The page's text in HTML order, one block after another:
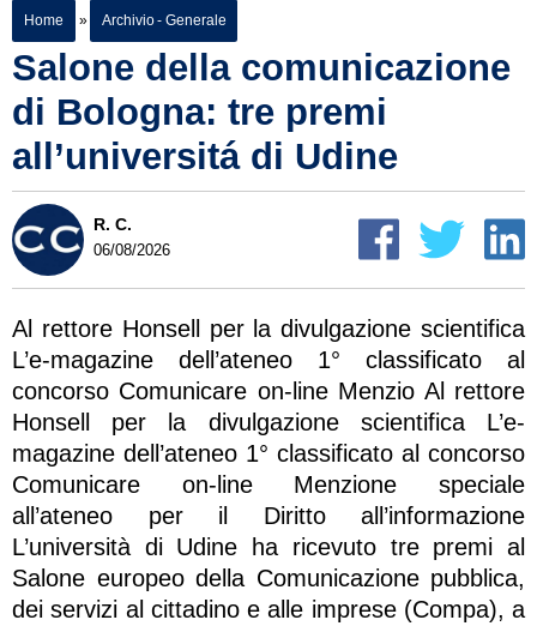
Home » Archivio - Generale
Salone della comunicazione
di Bologna: tre premi
all’universitá di Udine
R. C.
06/08/2026
Al rettore Honsell per la divulgazione scientifica
L’e-magazine dell’ateneo 1° classificato al
concorso Comunicare on-line Menzio Al rettore
Honsell per la divulgazione scientifica L’e-
magazine dell’ateneo 1° classificato al concorso
Comunicare on-line Menzione speciale
all’ateneo per il Diritto all’informazione
L’università di Udine ha ricevuto tre premi al
Salone europeo della Comunicazione pubblica,
dei servizi al cittadino e alle imprese (Compa), a